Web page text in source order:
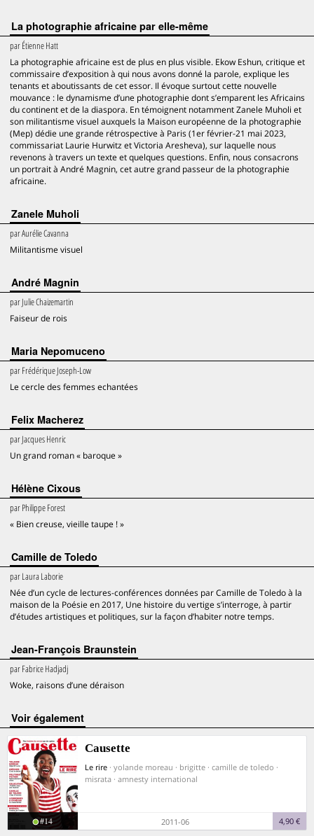
La photographie africaine par elle-même
parÉtienne Hatt
La photographie africaine est de plus en plus visible. Ekow Eshun, critique et
commissaire d’exposition à qui nous avons donné la parole, explique les
tenants et aboutissants de cet essor. Il évoque surtout cette nouvelle
mouvance : le dynamisme d’une photographie dont s’emparent les Africains
du continent et de la diaspora. En témoignent notamment Zanele Muholi et
son militantisme visuel auxquels la Maison européenne de la photographie
(Mep) dédie une grande rétrospective à Paris (1er février-21 mai 2023,
commissariat Laurie Hurwitz et Victoria Aresheva), sur laquelle nous
revenons à travers un texte et quelques questions. Enfin, nous consacrons
un portrait à André Magnin, cet autre grand passeur de la photographie
africaine.
Zanele Muholi
parAurélie Cavanna
Militantisme visuel
André Magnin
parJulie Chaizemartin
Faiseur de rois
Maria Nepomuceno
parFrédérique Joseph-Low
Le cercle des femmes echantées
Felix Macherez
parJacques Henric
Un grand roman « baroque »
Hélène Cixous
parPhilippe Forest
« Bien creuse, vieille taupe ! »
Camille de Toledo
parLaura Laborie
Née d’un cycle de lectures-conférences données par Camille de Toledo à la
maison de la Poésie en 2017, Une histoire du vertige s’interroge, à partir
d’études artistiques et politiques, sur la façon d’habiter notre temps.
Jean-François Braunstein
parFabrice Hadjadj
Woke, raisons d’une déraison
voir également
Causette
Le rire · yolande moreau · brigitte · camille de toledo ·
misrata · amnesty international
#14 2011-06 4,90 €